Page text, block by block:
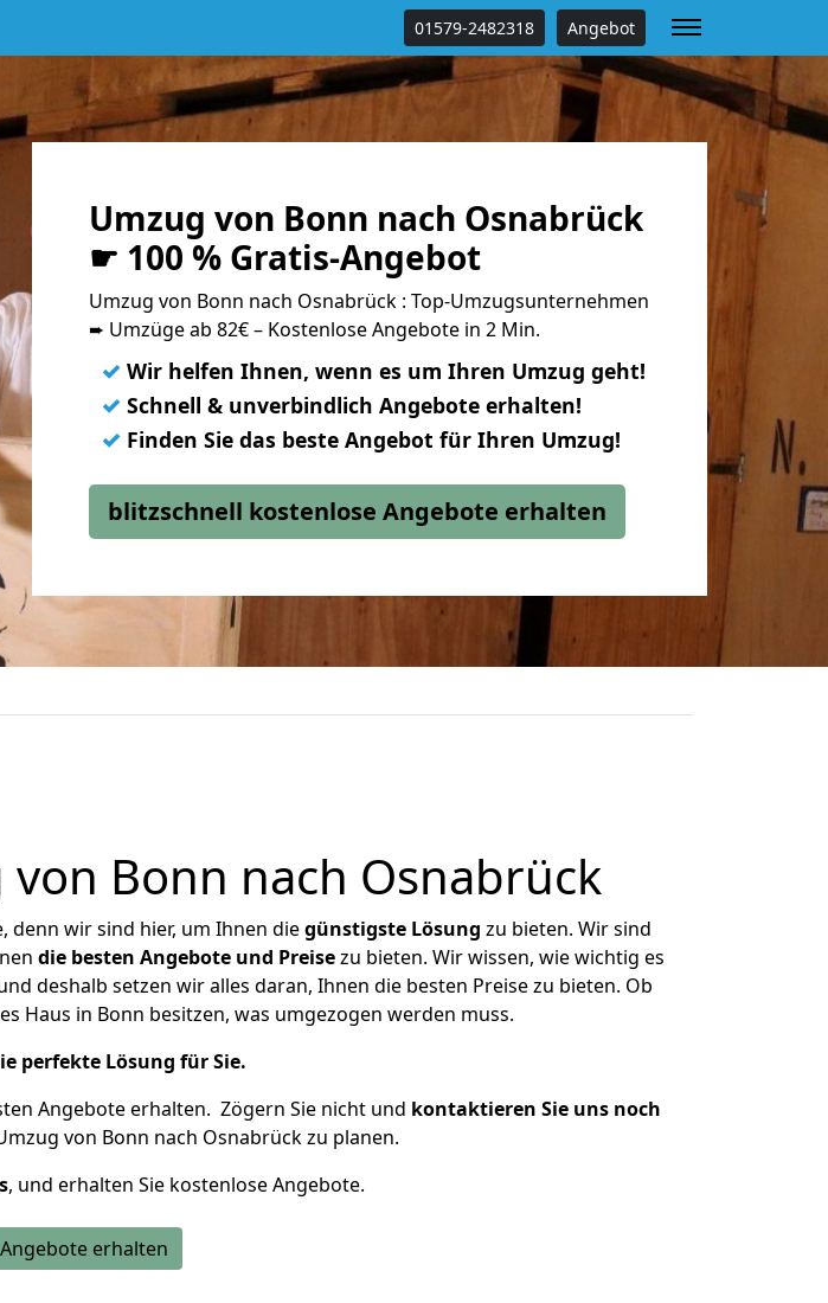
01579-2482318 Angebot
Umzug von Bonn nach Osnabrück
☛ 100 % Gratis-Angebot
Umzug von Bonn nach Osnabrück : Top-Umzugsunternehmen
➨ Umzüge ab 82€ – Kostenlose Angebote in 2 Min.
✓ Wir helfen Ihnen, wenn es um Ihren Umzug geht!
✓ Schnell & unverbindlich Angebote erhalten!
✓ Finden Sie das beste Angebot für Ihren Umzug!
blitzschnell kostenlose Angebote erhalten
Bonn nach Osnabrück
denn wir sind hier, um Ihnen diegünstigste Lösung zu bieten. Wir sind
die besten Angebote und Preisezu bieten. Wir wissen, wie wichtig es
deshalb setzen wir alles daran, Ihnen die besten Preise zu bieten. Ob
Haus in Bonn besitzen, was umgezogen werden muss.
perfekte Lösung für Sie.
Angebote erhalten. Zögern Sie nicht und kontaktieren Sie uns noch
von Bonn nach Osnabrück zu planen.
, und erhalten Sie kostenlose Angebote.
erhalten